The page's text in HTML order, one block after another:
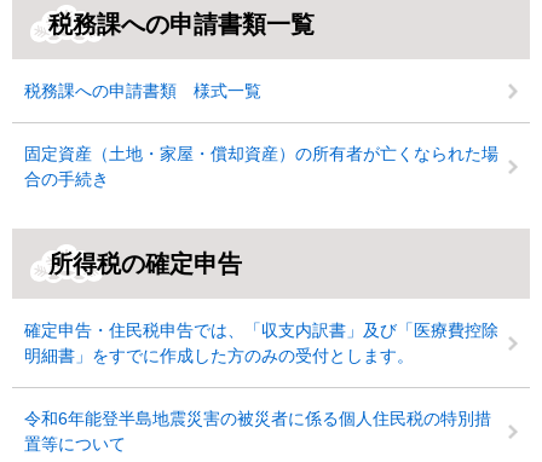
税務課への申請書類一覧
税務課への申請書類 様式一覧
固定資産（土地・家屋・償却資産）の所有者が亡くなられた場
合の手続き
所得税の確定申告
確定申告・住民税申告では、「収支内訳書」及び「医療費控除
明細書」をすでに作成した方のみの受付とします。
令和6年能登半島地震災害の被災者に係る個人住民税の特別措
置等について